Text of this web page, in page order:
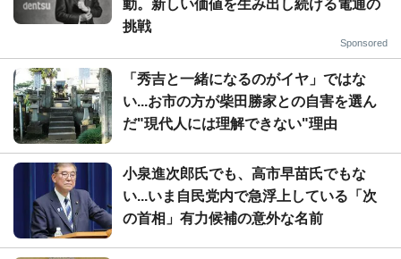
動。新しい価値を生み出し続ける電通の
挑戦
Sponsored
「秀吉と一緒になるのがイヤ」ではな
い...お市の方が柴田勝家との自害を選ん
だ"現代人には理解できない"理由
小泉進次郎氏でも、高市早苗氏でもな
い...いま自民党内で急浮上している「次
の首相」有力候補の意外な名前